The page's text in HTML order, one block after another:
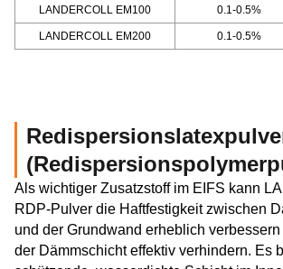
LANDERCOLL EM100 0.1-0.5%
LANDERCOLL EM200 0.1-0.5%
Als wichtiger Zusatzstoff im EIFS kann
RDP-Pulver die Haftfestigkeit zwischen
und der Grundwand erheblich
der Dämmschicht effektiv verhindern. Es